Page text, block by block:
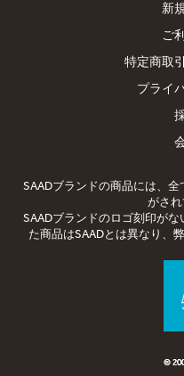
新
ご
特定商取
プライ
SAADブランドの商品には、
がされ
SAADブランドのロゴ刻印が
た商品はSAADとは異なり、
©
©